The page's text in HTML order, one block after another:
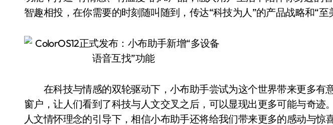
智趣相投，在你需要的时刻随叫随到，传达“科技为人”的产品战略和“至
在科技与情感的双轮驱动下，小布助手尝试为这个世界带来更多有
窗户，让人们看到了科技与人文交叉之后，可以显现出更多可能与奇迹
人文情怀理念的引导下，相信小布助手还将给我们带来更多的感动与惊喜